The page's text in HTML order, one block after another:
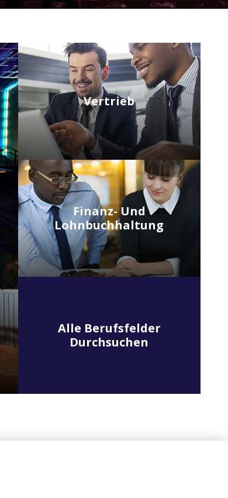
Vertrieb
Finanz- Und
Lohnbuchhaltung
Alle Berufsfelder
Durchsuchen